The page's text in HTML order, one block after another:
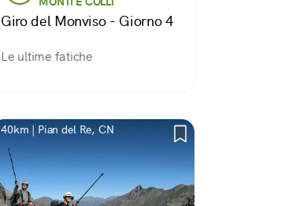
Giro del Monviso - Giorno 4
Le ultime fatiche
40km | Pian del Re, CN